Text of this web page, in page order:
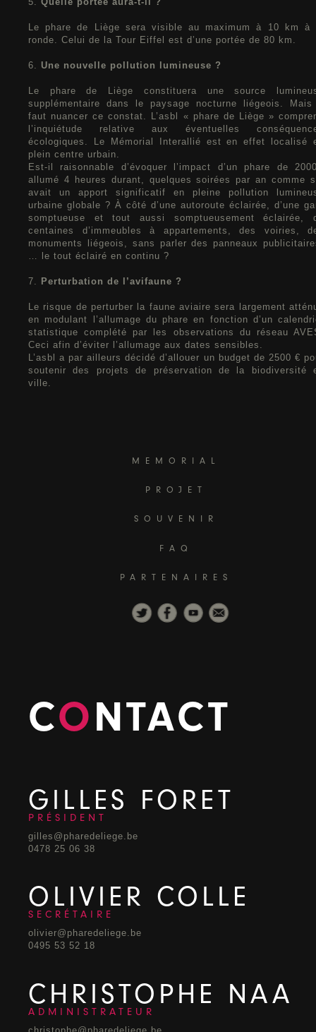
Le phare de Liège sera visible au maximum à 10 km à
ronde. Celui de la Tour Eiffel est d’une portée de 80 km.
6. Une nouvelle pollution lumineuse ?
Le phare de Liège constituera une source
supplémentaire dans le paysage nocturne liégeois.
faut nuancer ce constat. L’asbl « phare de Liège »
l’inquiétude relative aux éventuelles
écologiques. Le Mémorial Interallié est en effet localisé
plein centre urbain.
Est-il raisonnable d’évoquer l’impact d’un phare de
allumé 4 heures durant, quelques soirées par an comme
avait un apport significatif en pleine pollution
urbaine globale ? À côté d’une autoroute éclairée, d’une
somptueuse et tout aussi somptueusement éclairée,
centaines d’immeubles à appartements, des voiries,
monuments liégeois, sans parler des panneaux
… le tout éclairé en continu ?
7. Perturbation de l’avifaune ?
Le risque de perturber la faune aviaire sera largement
en modulant l’allumage du phare en fonction d’un
statistique complété par les observations du réseau
Ceci afin d’éviter l’allumage aux dates sensibles.
L’asbl a par ailleurs décidé d’allouer un budget de 2500 €
soutenir des projets de préservation de la biodiversité
ville.
MEMORIAL
PROJET
SOUVENIR
FAQ
PARTENAIRES
CONTACT
GILLES FORET
PRÉSIDENT
gilles@pharedeliege.be
0478 25 06 38
OLIVIER COLLE
SECRÉTAIRE
olivier@pharedeliege.be
0495 53 52 18
CHRISTOPHE NAA
ADMINISTRATEUR